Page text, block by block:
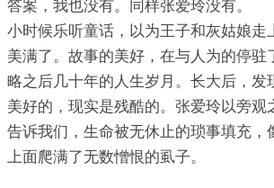
答案，我也没有。同样张爱玲没有。
小时候乐听童话，以为王子和灰姑娘走
美满了。故事的美好，在与人为的停驻
略之后几十年的人生岁月。长大后，发
美好的，现实是残酷的。张爱玲以旁观
告诉我们，生命被无休止的琐事填充，
上面爬满了无数憎恨的虱子。